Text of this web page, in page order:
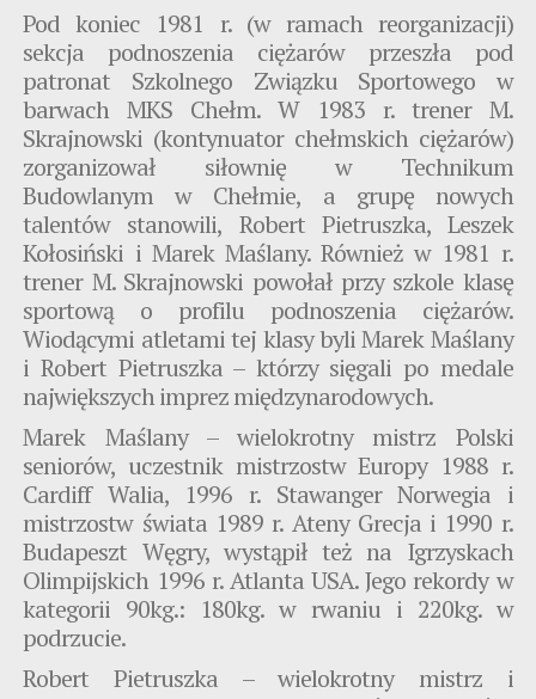
Pod koniec 1981 r. (w ramach reorganizacji)
sekcja podnoszenia ciężarów przeszła pod
patronat Szkolnego Związku Sportowego w
barwach MKS Chełm. W 1983 r. trener M.
Skrajnowski (kontynuator chełmskich ciężarów)
zorganizował siłownię w Technikum
Budowlanym w Chełmie, a grupę nowych
talentów stanowili, Robert Pietruszka, Leszek
Kołosiński i Marek Maślany. Również w 1981 r.
trener M. Skrajnowski powołał przy szkole klasę
sportową o profilu podnoszenia ciężarów.
Wiodącymi atletami tej klasy byli Marek Maślany
i Robert Pietruszka – którzy sięgali po medale
największych imprez międzynarodowych.
Marek Maślany – wielokrotny mistrz Polski
seniorów, uczestnik mistrzostw Europy 1988 r.
Cardiff Walia, 1996 r. Stawanger Norwegia i
mistrzostw świata 1989 r. Ateny Grecja i 1990 r.
Budapeszt Węgry, wystąpił też na Igrzyskach
Olimpijskich 1996 r. Atlanta USA. Jego rekordy w
kategorii 90kg.: 180kg. w rwaniu i 220kg. w
podrzucie.
Robert Pietruszka – wielokrotny mistrz i